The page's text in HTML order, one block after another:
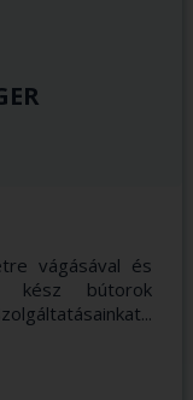
vágásával és
kész bútorok